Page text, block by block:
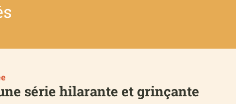
série hilarante et grinçante